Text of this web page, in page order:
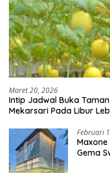
Maret 20, 2026
Intip Jadwal Buka
Mekarsari Pada Libur
Februari
Gema